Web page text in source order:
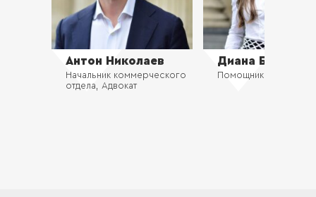
Антон Николаев
Начальник коммерческого
отдела, Адвокат
Диана
Помощник юриста